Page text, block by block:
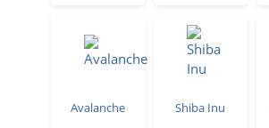
Avalanche Shiba Inu